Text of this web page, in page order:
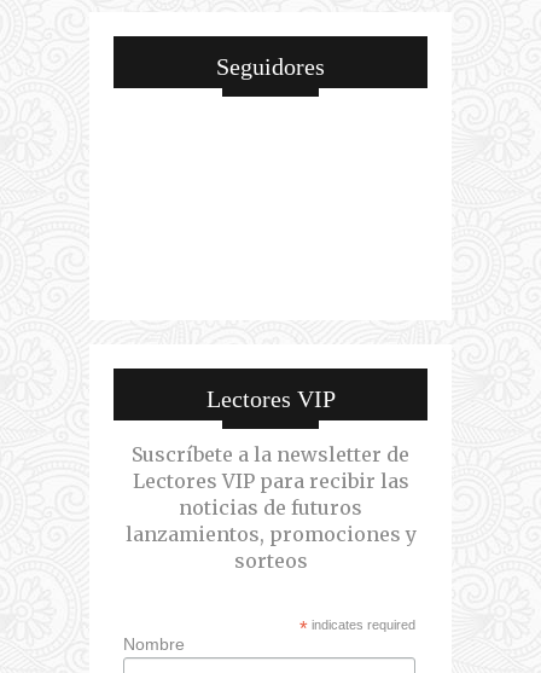
Seguidores
Lectores VIP
Suscríbete a la newsletter de
Lectores VIP para recibir las
noticias de futuros
lanzamientos, promociones y
sorteos
*indicates required
Nombre